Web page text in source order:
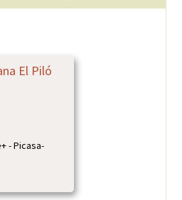
El Piló
-Picasa-